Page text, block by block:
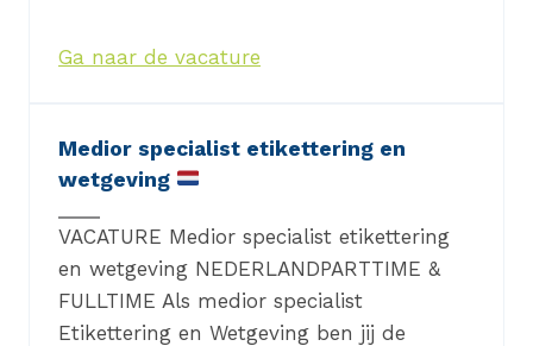
Ga naar de vacature
Medior specialist etikettering en
wetgeving
VACATURE Medior specialist etikettering
en wetgeving NEDERLANDPARTTIME &
FULLTIME Als medior specialist
Etikettering en Wetgeving ben jij de